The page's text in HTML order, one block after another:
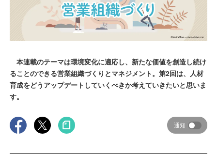
本連載のテーマは環境変化に適応し、新たな価値を創造し続け
ることのできる営業組織づくりとマネジメント。第2回は、人材
育成をどうアップデートしていくべきか考えていきたいと思いま
す。
通知